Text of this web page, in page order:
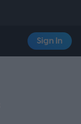
Sign In